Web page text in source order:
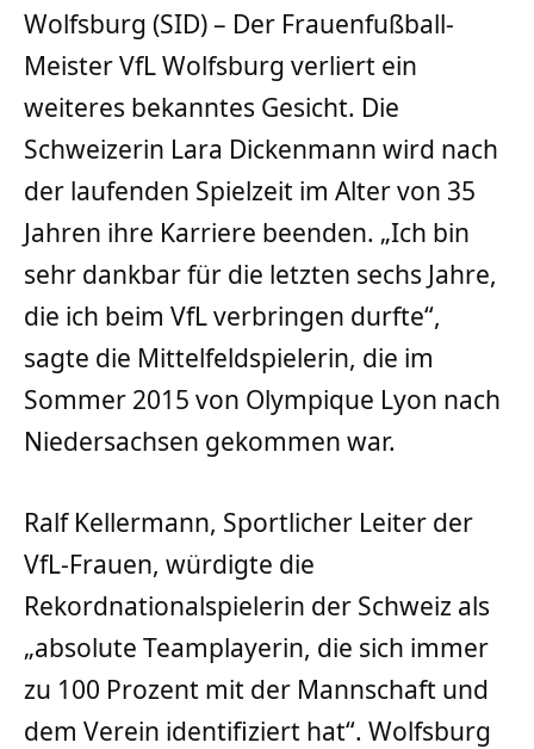
Wolfsburg (SID) – Der Frauenfußball-
Meister VfL Wolfsburg verliert ein
weiteres bekanntes Gesicht. Die
Schweizerin Lara Dickenmann wird nach
der laufenden Spielzeit im Alter von 35
Jahren ihre Karriere beenden. „Ich bin
sehr dankbar für die letzten sechs Jahre,
die ich beim VfL verbringen durfte“,
sagte die Mittelfeldspielerin, die im
Sommer 2015 von Olympique Lyon nach
Niedersachsen gekommen war.
Ralf Kellermann, Sportlicher Leiter der
VfL-Frauen, würdigte die
Rekordnationalspielerin der Schweiz als
„absolute Teamplayerin, die sich immer
zu 100 Prozent mit der Mannschaft und
dem Verein identifiziert hat“. Wolfsburg